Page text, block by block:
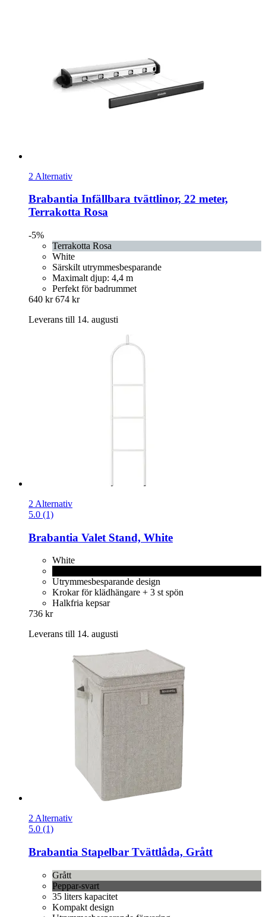
2 Alternativ
Brabantia Infällbara tvättlinor, 22 meter,
Terrakotta Rosa
-5%
Terrakotta Rosa
White
Särskilt utrymmesbesparande
Maximalt djup: 4,4 m
Perfekt för badrummet
640 kr 674 kr
Leverans till 14. augusti
2 Alternativ
5.0 (1)
Brabantia Valet Stand, White
White
Utrymmesbesparande design
Krokar för klädhängare + 3 st spön
Halkfria kepsar
736 kr
Leverans till 14. augusti
2 Alternativ
5.0 (1)
Brabantia Stapelbar Tvättlåda, Grått
Grått
Peppar-svart
35 liters kapacitet
Kompakt design